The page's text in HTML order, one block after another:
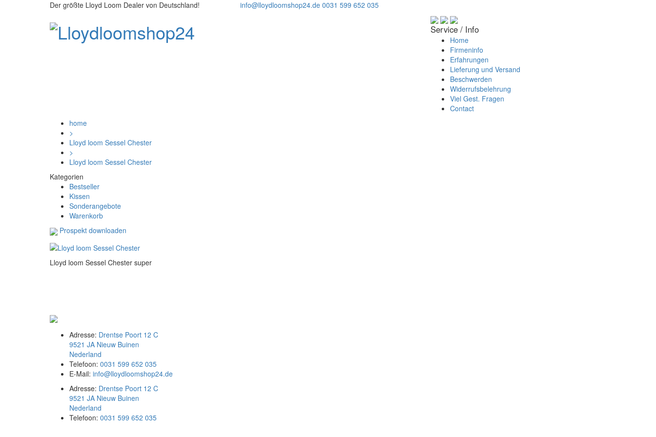
Der größte Lloyd Loom Dealer von Deutschland! info@lloydloomshop24.de 0031 599 652 035
Service / Info
Home
Firmeninfo
Erfahrungen
Lieferung und Versand
Beschwerden
Widerrufsbelehrung
Viel Gest. Fragen
Contact
home
>
Lloyd loom Sessel Chester
>
Lloyd loom Sessel Chester
Kategorien
Bestseller
Kissen
Sonderangebote
Warenkorb
Prospekt downloaden
Lloyd loom Sessel Chester super
Adresse: Drentse Poort 12 C
9521 JA Nieuw Buinen
Nederland
Telefoon: 0031 599 652 035
E-Mail: info@lloydloomshop24.de
Adresse: Drentse Poort 12 C
9521 JA Nieuw Buinen
Nederland
Telefoon: 0031 599 652 035